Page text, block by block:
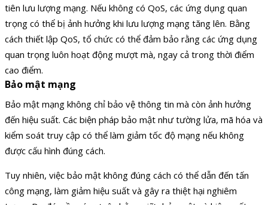
tiên lưu lượng mạng. Nếu không có QoS, các ứng dụng quan
trọng có thể bị ảnh hưởng khi lưu lượng mạng tăng lên. Bằng
cách thiết lập QoS, tổ chức có thể đảm bảo rằng các ứng dụng
quan trọng luôn hoạt động mượt mà, ngay cả trong thời điểm
cao điểm.
Bảo mật mạng
Bảo mật mạng không chỉ bảo vệ thông tin mà còn ảnh hưởng
đến hiệu suất. Các biện pháp bảo mật như tường lửa, mã hóa và
kiểm soát truy cập có thể làm giảm tốc độ mạng nếu không
được cấu hình đúng cách.
Tuy nhiên, việc bảo mật không đúng cách có thể dẫn đến tấn
công mạng, làm giảm hiệu suất và gây ra thiệt hại nghiêm